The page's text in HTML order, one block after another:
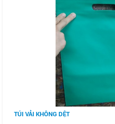
TÚI VẢI KHÔNG DỆT